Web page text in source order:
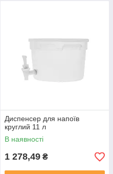
Диспенсер для напоїв
круглий 11 л
В наявності
1 278,49 ₴